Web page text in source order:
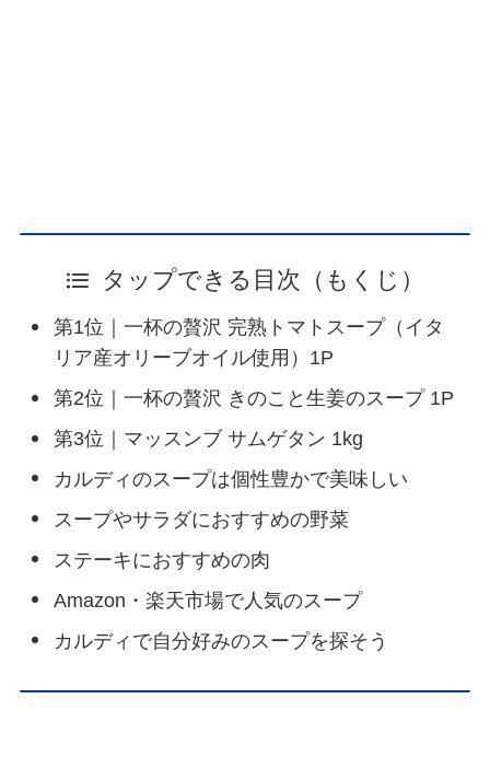
タップできる目次（もくじ）
第1位｜一杯の贅沢 完熟トマトスープ（イタ
リア産オリーブオイル使用）1P
第2位｜一杯の贅沢 きのこと生姜のスープ 1P
第3位｜マッスンブ サムゲタン 1kg
カルディのスープは個性豊かで美味しい
スープやサラダにおすすめの野菜
ステーキにおすすめの肉
Amazon・楽天市場で人気のスープ
カルディで自分好みのスープを探そう